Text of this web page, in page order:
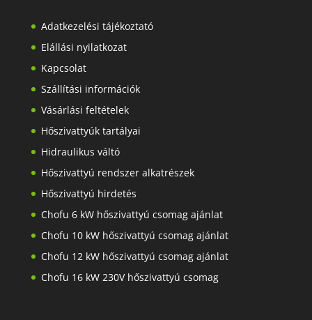
Adatkezelési tájékoztató
Elállási nyilatkozat
Kapcsolat
Szállítási információk
Vásárlási feltételek
Hőszivattyúk tartályai
Hidraulikus váltó
Hőszivattyú rendszer alkatrészek
Hőszivattyú hirdetés
Chofu 6 kW hőszivattyú csomag ajánlat
Chofu 10 kW hőszivattyú csomag ajánlat
Chofu 12 kW hőszivattyú csomag ajánlat
Chofu 16 kW 230V hőszivattyú csomag